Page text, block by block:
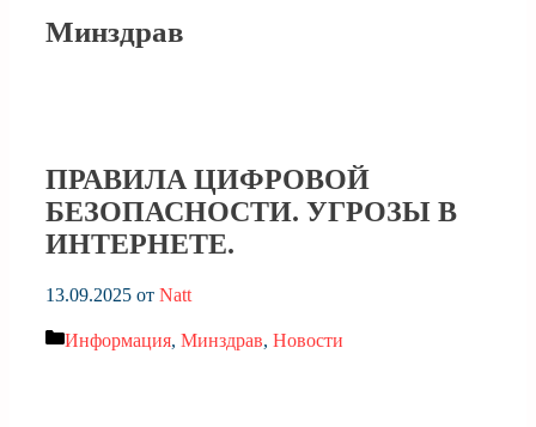
Минздрав
ПРАВИЛА ЦИФРОВОЙ
БЕЗОПАСНОСТИ. УГРОЗЫ В
ИНТЕРНЕТЕ.
13.09.2025 от Natt
Рубрики
Информация, Минздрав, Новости